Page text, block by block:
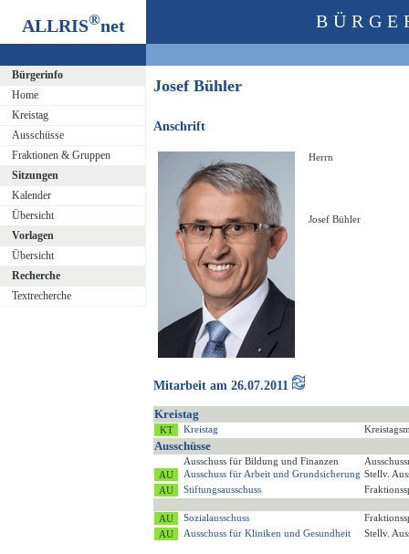
ALLRIS®net
Bürgerinfo
Home
Kreistag
Ausschüsse
Fraktionen & Gruppen
Sitzungen
Kalender
Übersicht
Vorlagen
Übersicht
Recherche
Textrecherche
Josef Bühler
Anschrift
Herrn
Josef Bühler
Mitarbeit am 26.07.2011
Kreistag
Kreistag
Ausschüsse
Ausschuss für Bildung und Finanzen
Ausschuss für Arbeit und Grundsicherung Stellv.
Stiftungsausschuss
Sozialausschuss
Ausschuss für Kliniken und Gesundheit
Stellv.